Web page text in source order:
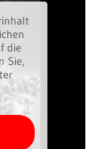
die
Sie,